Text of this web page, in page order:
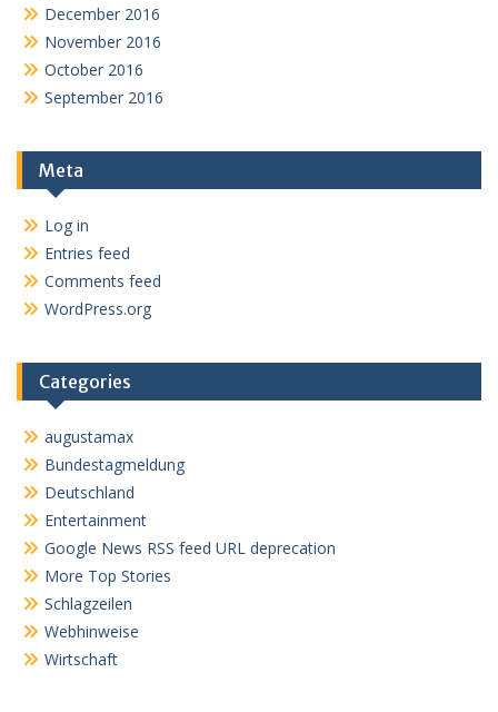
December 2016
November 2016
October 2016
September 2016
Meta
Log in
Entries feed
Comments feed
WordPress.org
Categories
augustamax
Bundestagmeldung
Deutschland
Entertainment
Google News RSS feed URL deprecation
More Top Stories
Schlagzeilen
Webhinweise
Wirtschaft